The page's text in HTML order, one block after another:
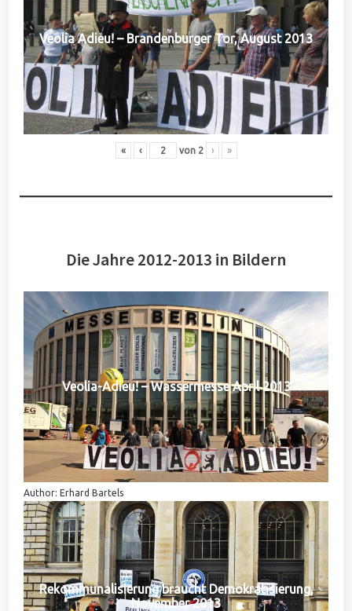
Veolia Adieu! – Brandenburger Tor, August 2013
« ‹ von 2 › »
Die Jahre 2012-2013 in Bildern
Veolia-Adieu! – Wassermesse April 2013
Author: Erhard Bartels
Rekommunalisierung braucht Demokratisierung,
November 2013